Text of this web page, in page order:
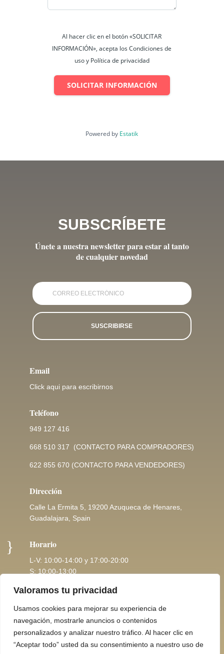
Valoramos tu privacidad
Usamos cookies para mejorar su experiencia de
navegación, mostrarle anuncios o contenidos
personalizados y analizar nuestro tráfico. Al hacer clic en
“Aceptar todo” usted da su consentimiento a nuestro uso de
Al hacer clic en el botón «SOLICITAR
INFORMACIÓN», acepta los Condiciones de
uso y Política de privacidad
SOLICITAR INFORMACIÓN
Powered by Estatik
SUBSCRÍBETE
Únete a nuestra newsletter para estar al tanto
de cualquier novedad
SUSCRIBIRSE
Email
Click aqui para escribirnos
Teléfono
949 127 416
668 510 317 (CONTACTO PARA COMPRADORES)
622 855 670(CONTACTO PARA VENDEDORES)
Dirección
Calle La Ermita 5, 19200 Azuqueca de Henares,
Guadalajara, Spain
} Horario
L-V: 10:00-14:00 y 17:00-20:00
S: 10:00-13:00
Copyright © 2026 | Pol. Privacidad